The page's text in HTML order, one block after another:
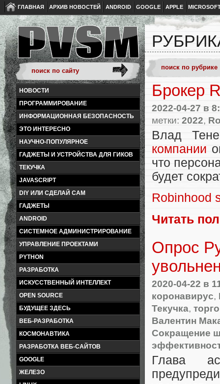
ГЛАВНАЯ АРХИВ НОВОСТЕЙ ANDROID GOOGLE APPLE
НОВОСТИ
ПРОГРАММИРОВАНИЕ
ИНФОРМАЦИОННАЯ БЕЗОПАСНОСТЬ
ЭТО ИНТЕРЕСНО
НАУЧНО-ПОПУЛЯРНОЕ
ГАДЖЕТЫ И УСТРОЙСТВА ДЛЯ ГИКОВ
ТЕКУЧКА
JAVASCRIPT
DIY ИЛИ СДЕЛАЙ САМ
ГАДЖЕТЫ
ANDROID
СИСТЕМНОЕ АДМИНИСТРИРОВАНИЕ
УПРАВЛЕНИЕ ПРОЕКТАМИ
PYTHON
РАЗРАБОТКА
ИСКУССТВЕННЫЙ ИНТЕЛЛЕКТ
OPEN SOURCE
БУДУЩЕЕ ЗДЕСЬ
ВЕБ-РАЗРАБОТКА
КОСМОНАВТИКА
РАЗРАБОТКА ВЕБ-САЙТОВ
GOOGLE
ЖЕЛЕЗО
Брокер
2022-04-27 в
метки: 2022,
Влад
компании
что
будет
Robinhood
Читать
Опрос
2020-04-22 в
коронавирус,
Текучка,
Валентин
Сокращение
Глава